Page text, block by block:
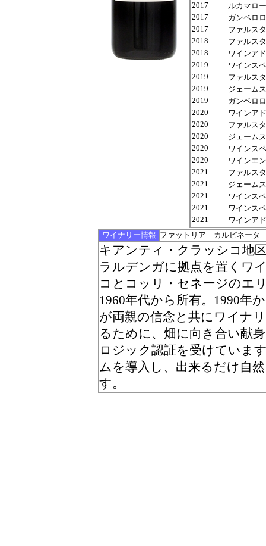
2017
ルカマロ
2017
ガンベロ
2017
ファルス
2018
ファルス
2018
ワインア
2019
ワインス
2019
ファルス
2019
ジェーム
2019
ガンベロ
2020
ワインア
2020
ファルス
2020
ジェーム
2020
ワインス
2020
ワインエ
2021
ファルス
2021
ジェーム
2021
ワインス
2021
ワインス
2021
ワインア
ワイナリー情報 ファットリア カルピネータ
キアンティ・クラッシコ地
ラルデンガに拠点を置くワ
コとコッリ・セネージのエ
1960年代から所有。1990年
が両親の信念と共にワイナ
るために、畑に向き合い献
ロジック認証を受けていま
ムを導入し、出来るだけ自
す。